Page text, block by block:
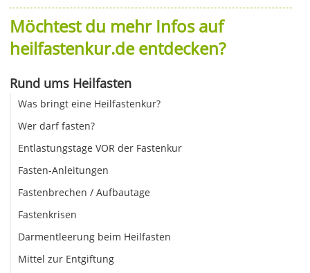
Möchtest du mehr Infos auf
heilfastenkur.de entdecken?
Rund ums Heilfasten
Was bringt eine Heilfastenkur?
Wer darf fasten?
Entlastungstage VOR der Fastenkur
Fasten-Anleitungen
Fastenbrechen / Aufbautage
Fastenkrisen
Darmentleerung beim Heilfasten
Mittel zur Entgiftung